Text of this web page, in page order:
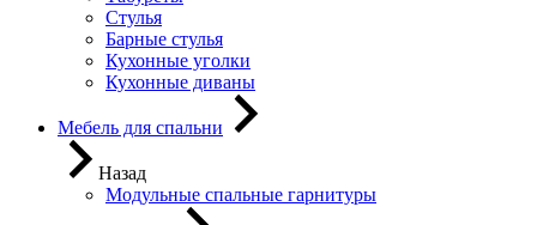
Стулья
Барные стулья
Кухонные уголки
Кухонные диваны
Мебель для спальни
Назад
Модульные спальные гарнитуры